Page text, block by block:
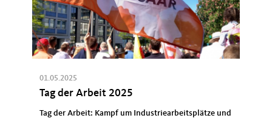
01.05.2025
Tag der Arbeit 2025
Tag der Arbeit: Kampf um Industriearbeitsplätze und